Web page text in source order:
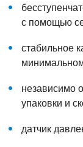
с помощью
стабильное
независимо
упаковки и
датчик